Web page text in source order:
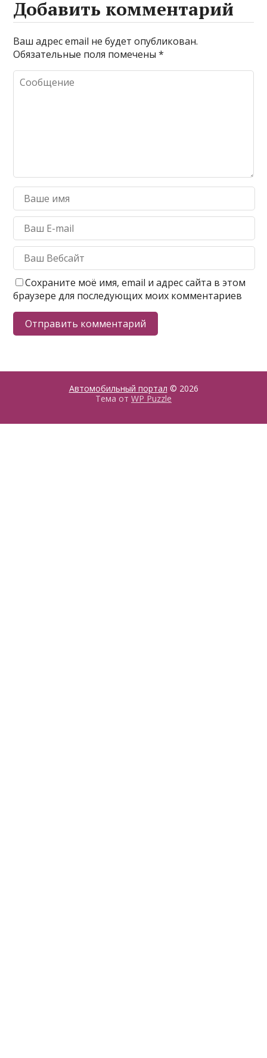
Добавить комментарий
Ваш адрес email не будет опубликован.
Обязательные поля помечены*
Сохраните моё имя, email и адрес сайта в этом
браузере для последующих моих комментариев
Автомобильный портал © 2026
Тема от WP Puzzle